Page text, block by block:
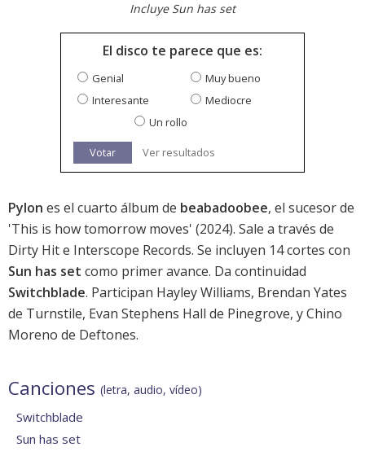
Incluye Sun has set
El disco te parece que es:
Genial
Muy bueno
Interesante
Mediocre
Un rollo
Votar Ver resultados
Pylon es el cuarto álbum de beabadoobee, el sucesor de
'This is how tomorrow moves' (2024). Sale a través de
Dirty Hit e Interscope Records. Se incluyen 14 cortes con
Sun has set como primer avance. Da continuidad
Switchblade. Participan Hayley Williams, Brendan Yates
de Turnstile, Evan Stephens Hall de Pinegrove, y Chino
Moreno de Deftones.
Canciones (letra, audio, vídeo)
Switchblade
Sun has set